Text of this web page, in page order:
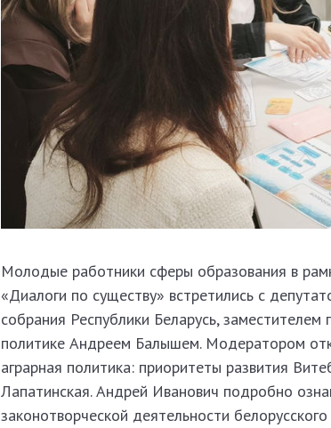
Молодые работники сферы образования в
«Диалоги по существу» встретились с
собрания Республики Беларусь,
политике Андреем Балышем. Модератором
аграрная политика: приоритеты развития
Лапатинская. Андрей Иванович подробно
законотворческой деятельности